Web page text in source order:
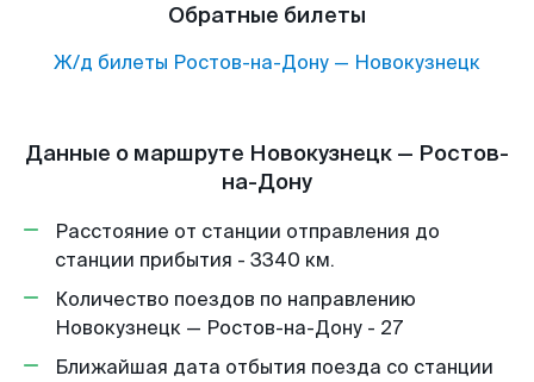
Обратные билеты
Ж/д билеты Ростов-на-Дону — Новокузнецк
Данные о маршруте Новокузнецк — Ростов-
на-Дону
Расстояние от станции отправления до
станции прибытия - 3340 км.
Количество поездов по направлению
Новокузнецк — Ростов-на-Дону - 27
Ближайшая дата отбытия поезда со станции